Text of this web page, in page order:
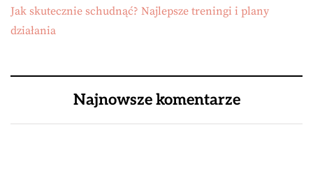
Jak skutecznie schudnąć? Najlepsze treningi i plany
działania
Najnowsze komentarze